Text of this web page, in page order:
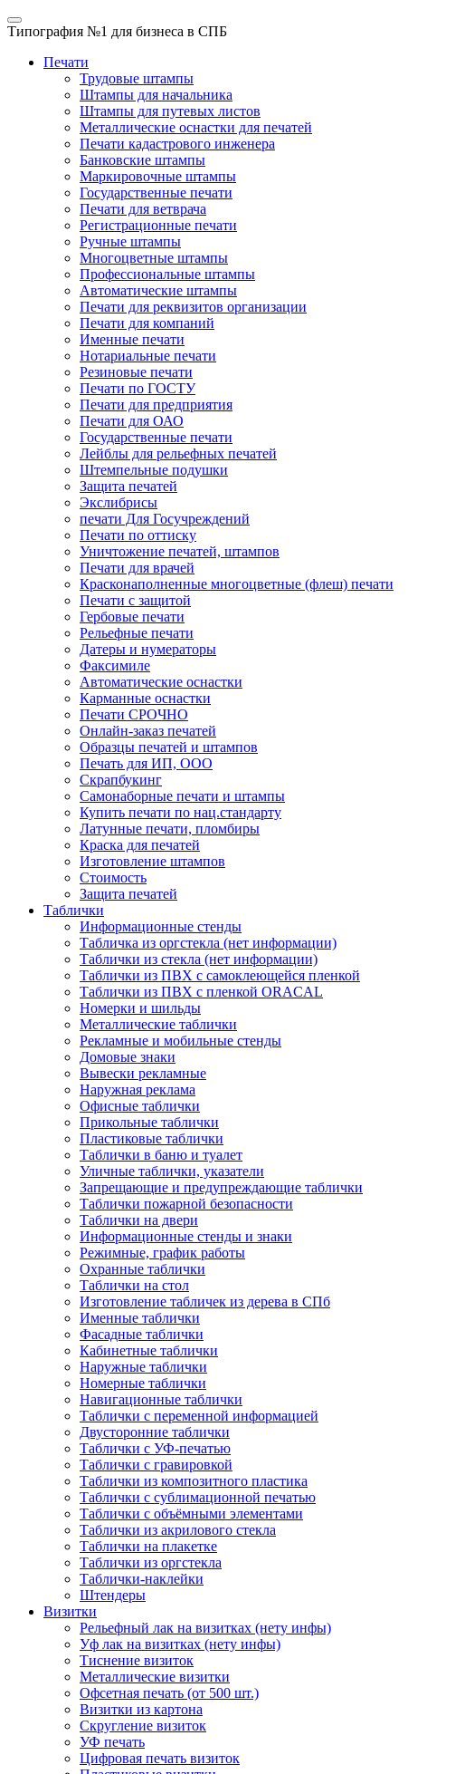
Типография №1 для бизнеса в СПБ
Печати
Трудовые штампы
Штампы для начальника
Штампы для путевых листов
Металлические оснастки для печатей
Печати кадастрового инженера
Банковские штампы
Маркировочные штампы
Государственные печати
Печати для ветврача
Регистрационные печати
Ручные штампы
Многоцветные штампы
Профессиональные штампы
Автоматические штампы
Печати для реквизитов организации
Печати для компаний
Именные печати
Нотариальные печати
Резиновые печати
Печати по ГОСТУ
Печати для предприятия
Печати для ОАО
Государственные печати
Лейблы для рельефных печатей
Штемпельные подушки
Защита печатей
Экслибрисы
печати Для Госучреждений
Печати по оттиску
Уничтожение печатей, штампов
Печати для врачей
Красконаполненные многоцветные (флеш) печати
Печати с защитой
Гербовые печати
Рельефные печати
Датеры и нумераторы
Факсимиле
Автоматические оснастки
Карманные оснастки
Печати СРОЧНО
Онлайн-заказ печатей
Образцы печатей и штампов
Печать для ИП, ООО
Скрапбукинг
Самонаборные печати и штампы
Купить печати по нац.стандарту
Латунные печати, пломбиры
Краска для печатей
Изготовление штампов
Стоимость
Защита печатей
Таблички
Информационные стенды
Табличка из оргстекла (нет информации)
Таблички из стекла (нет информации)
Таблички из ПВХ с самоклеющейся пленкой
Таблички из ПВХ с пленкой ORACAL
Номерки и шильды
Металлические таблички
Рекламные и мобильные стенды
Домовые знаки
Вывески рекламные
Наружная реклама
Офисные таблички
Прикольные таблички
Пластиковые таблички
Таблички в баню и туалет
Уличные таблички, указатели
Запрещающие и предупреждающие таблички
Таблички пожарной безопасности
Таблички на двери
Информационные стенды и знаки
Режимные, график работы
Охранные таблички
Таблички на стол
Изготовление табличек из дерева в СПб
Именные таблички
Фасадные таблички
Кабинетные таблички
Наружные таблички
Номерные таблички
Навигационные таблички
Таблички с переменной информацией
Двусторонние таблички
Таблички с УФ-печатью
Таблички с гравировкой
Таблички из композитного пластика
Таблички с сублимационной печатью
Таблички с объёмными элементами
Таблички из акрилового стекла
Таблички на плакетке
Таблички из оргстекла
Таблички-наклейки
Штендеры
Визитки
Рельефный лак на визитках (нету инфы)
Уф лак на визитках (нету инфы)
Тиснение визиток
Металлические визитки
Офсетная печать (от 500 шт.)
Визитки из картона
Скругление визиток
УФ печать
Цифровая печать визиток